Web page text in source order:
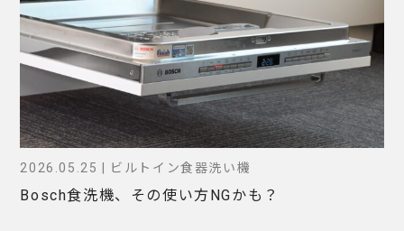
2026.05.25 | ビルトイン食器洗い機
Bosch食洗機、その使い方NGかも？